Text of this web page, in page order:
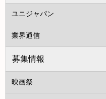
ユニジャパン
業界通信
募集情報
映画祭